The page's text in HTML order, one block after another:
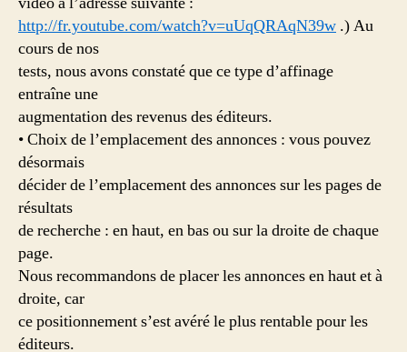
http://fr.youtube.com/watch?v=uUqQRAqN39w .) Au
cours de nos
tests, nous avons constaté que ce type d’affinage
entraîne une
augmentation des revenus des éditeurs.
• Choix de l’emplacement des annonces : vous pouvez
désormais
décider de l’emplacement des annonces sur les pages de
résultats
de recherche : en haut, en bas ou sur la droite de chaque
page.
Nous recommandons de placer les annonces en haut et à
droite, car
ce positionnement s’est avéré le plus rentable pour les
éditeurs.